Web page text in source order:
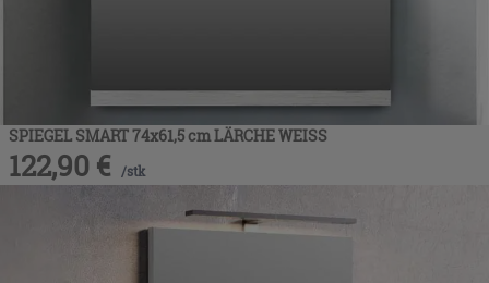
SPIEGEL SMART 74x61,5 cm LÄRCHE WEISS
122,90 € /stk